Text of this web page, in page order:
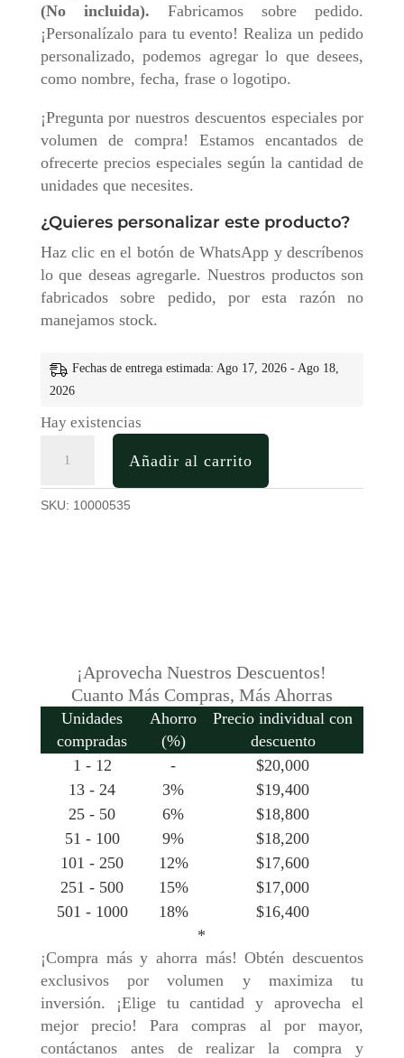
(No incluida). Fabricamos sobre pedido.
¡Personalízalo para tu evento! Realiza un pedido
personalizado, podemos agregar lo que desees,
como nombre, fecha, frase o logotipo.
¡Pregunta por nuestros descuentos especiales por
volumen de compra! Estamos encantados de
ofrecerte precios especiales según la cantidad de
unidades que necesites.
¿Quieres personalizar este producto?
Haz clic en el botón de WhatsApp y descríbenos
lo que deseas agregarle. Nuestros productos son
fabricados sobre pedido, por esta razón no
manejamos stock.
Fechas de entrega estimada: Ago 17, 2026 - Ago 18,
2026
Hay existencias
Para
Mesa
en
Añadir al carrito
SKU: 10000535
¡Aprovecha Nuestros Descuentos!
Cuanto Más Compras, Más Ahorras
Unidades
compradas
Ahorro
(%)
Precio individual con
descuento
1 - 12
- $20,000
13 - 24
3% $19,400
25 - 50
6% $18,800
51 - 100
9% $18,200
101 - 250
12% $17,600
251 - 500
15% $17,000
501 - 1000
18% $16,400
*
¡Compra más y ahorra más! Obtén descuentos
exclusivos por volumen y maximiza tu
inversión. ¡Elige tu cantidad y aprovecha el
mejor precio! Para compras al por mayor,
contáctanos antes de realizar la compra y